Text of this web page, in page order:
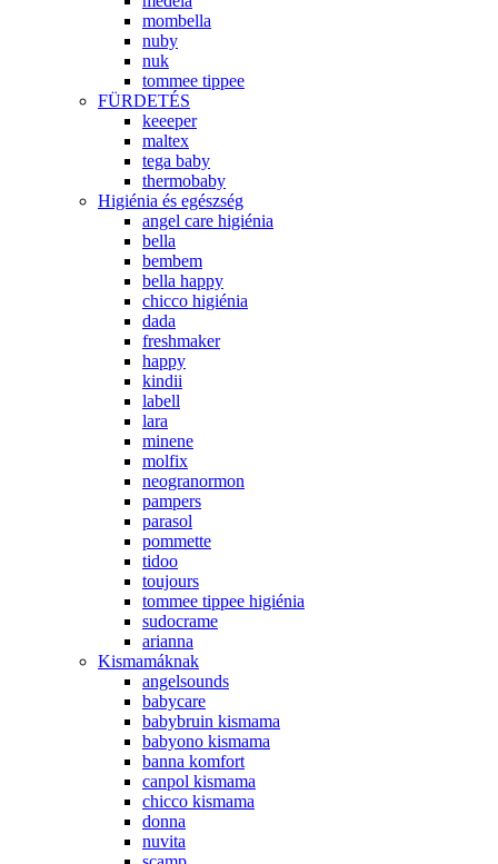
mombella
nuby
nuk
tommee tippee
FÜRDETÉS
keeeper
maltex
tega baby
thermobaby
Higiénia és egészség
angel care higiénia
bella
bembem
bella happy
chicco higiénia
dada
freshmaker
happy
kindii
labell
lara
minene
molfix
neogranormon
pampers
parasol
pommette
tidoo
toujours
tommee tippee higiénia
sudocrame
arianna
Kismamáknak
angelsounds
babycare
babybruin kismama
babyono kismama
banna komfort
canpol kismama
chicco kismama
donna
nuvita